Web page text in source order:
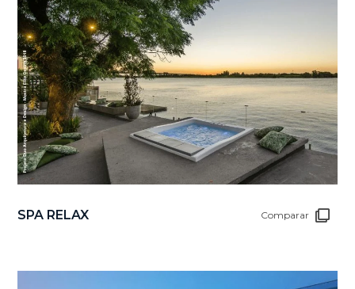
SPA RELAX Comparar